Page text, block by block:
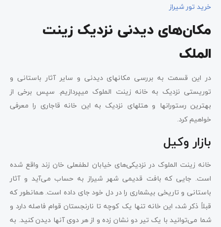
خرید تور شیراز
مکان‌های دیدنی نزدیک زینت
الملک
در این قسمت به بررسی مکان­های دیدنی و سایر آثار باستانی و
توریستی نزدیک به خانه زینت الملوک می­پردازیم. سپس برخی از
بهترین رستوران­ها و هتل­های نزدیک به این خانه قاجاری را معرفی
خواهیم کرد.
بازار وکیل
خانه زینت الملوک در نزدیکی‌های خیابان لطفعلی خان زند واقع شده
است. جایی که بافت قدیمی شهر شیراز به حساب می‌آید و آثار
باستانی و تاریخی بیشماری را در دل خود جای داده است. همانطور که
قبلاً ذکر شد، این خانه تنها یک کوچه تا نارنجستان قوام فاصله دارد و
شما می‌توانید با یک تیر دو نشان زده و از هر دوی آنها دیدن کنید. به